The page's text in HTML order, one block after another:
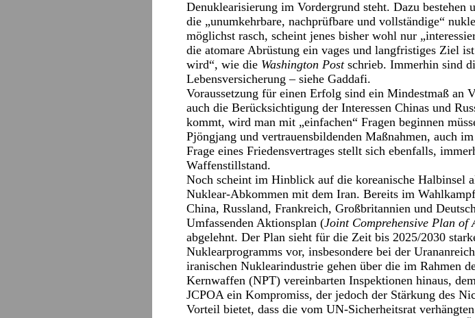
Denuklearisierung im Vordergrund steht. Dazu
die „unumkehrbare, nachprüfbare und vollständige“
möglichst rasch, scheint jenes bisher wohl nur
die atomare Abrüstung ein vages und langfristiges Ziel
wird“, wie die Washington Postschrieb. Immerhin sind
Lebensversicherung – siehe Gaddafi.
Voraussetzung für einen Erfolg sind ein Mindestmaß an
auch die Berücksichtigung der Interessen Chinas und
kommt, wird man mit „einfachen“ Fragen beginnen
Pjöngjang und vertrauensbildenden Maßnahmen, auch
Frage eines Friedensvertrages stellt sich ebenfalls,
Waffenstillstand.
Noch scheint im Hinblick auf die koreanische Halbinsel
Nuklear-Abkommen mit dem Iran. Bereits im
China, Russland, Frankreich, Großbritannien und
Umfassenden Aktionsplan (Joint Comprehensive Plan of
abgelehnt. Der Plan sieht für die Zeit bis 2025/2030
Nuklearprogramms vor, insbesondere bei der
iranischen Nuklearindustrie gehen über die im Rahmen
Kernwaffen (NPT) vereinbarten Inspektionen hinaus,
JCPOA ein Kompromiss, der jedoch der Stärkung des
Vorteil bietet, dass die vom UN-Sicherheitsrat